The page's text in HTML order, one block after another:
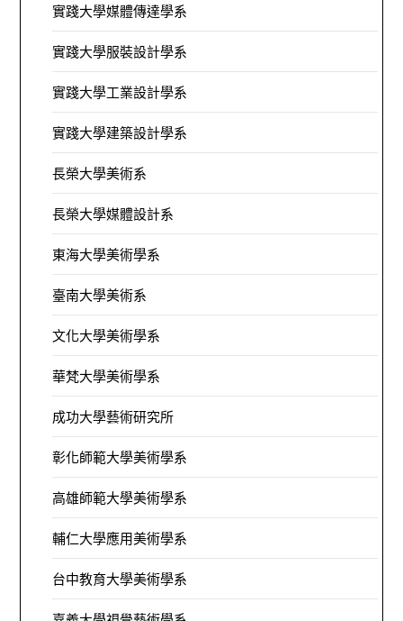
實踐大學媒體傳達學系
實踐大學服裝設計學系
實踐大學工業設計學系
實踐大學建築設計學系
長榮大學美術系
長榮大學媒體設計系
東海大學美術學系
臺南大學美術系
文化大學美術學系
華梵大學美術學系
成功大學藝術研究所
彰化師範大學美術學系
高雄師範大學美術學系
輔仁大學應用美術學系
台中教育大學美術學系